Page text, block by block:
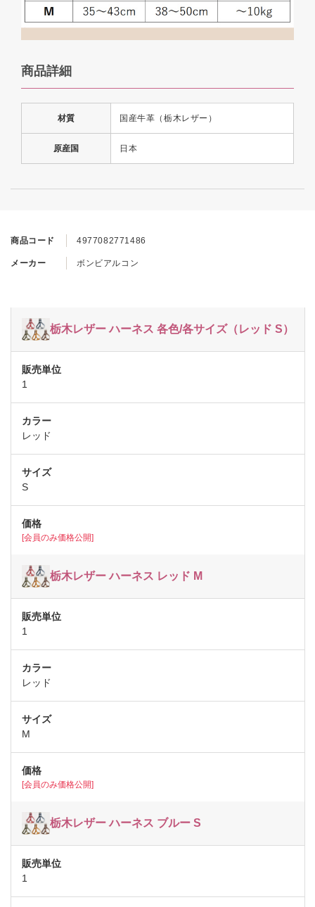
商品コード 4977082771486
メーカー ボンビアルコン
栃木レザー ハーネス 各色/各サイズ（レッド S）
1
レッド
S
[会員のみ価格公開]
栃木レザー ハーネス レッド M
1
レッド
M
[会員のみ価格公開]
栃木レザー ハーネス ブルー S
1
商品詳細
材質 国産牛革（栃木レザー）
原産国 日本